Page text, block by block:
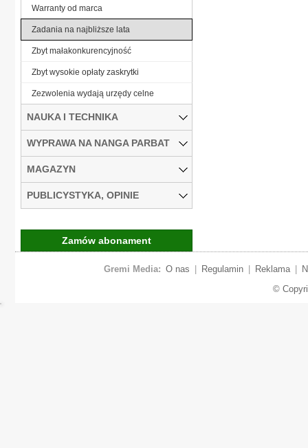
Warranty od marca
Zadania na najbliższe lata
Zbyt małakonkurencyjność
Zbyt wysokie opłaty zaskrytki
Zezwolenia wydają urzędy celne
NAUKA I TECHNIKA
WYPRAWA NA NANGA PARBAT
MAGAZYN
PUBLICYSTYKA, OPINIE
Zamów abonament
Gremi Media: O nas Regulamin Reklama
©